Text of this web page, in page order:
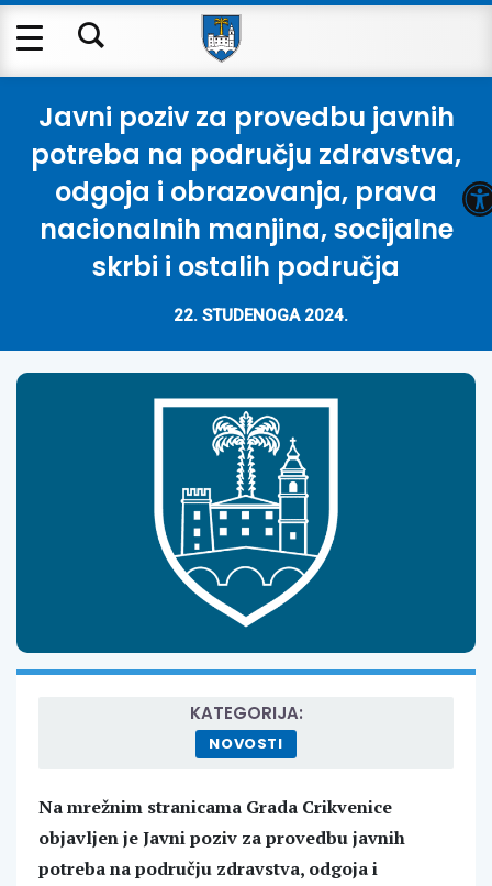
Javni poziv za provedbu javnih
potreba na području zdravstva,
odgoja i obrazovanja, prava
nacionalnih manjina, socijalne
skrbi i ostalih područja
22. STUDENOGA 2024.
KATEGORIJA:
NOVOSTI
Na mrežnim stranicama Grada Crikvenice
objavljen je Javni poziv za provedbu javnih
potreba na području zdravstva, odgoja i